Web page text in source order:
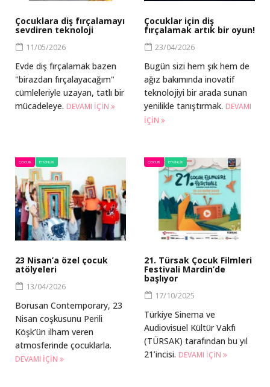
Çocuklara diş fırçalamayı
sevdiren teknoloji
11/05/2026
Evde diş fırçalamak bazen
"birazdan fırçalayacağım"
cümleleriyle uzayan, tatlı bir
mücadeleye. DEVAMI IÇIN
Çocuklar için diş
fırçalamak artık bir oyun!
23/04/2026
Bugün sizi hem şık hem de
ağız bakımında inovatif
teknolojiyi bir arada sunan
yenilikle tanıştırmak. DEVAMI
IÇIN
ÇOCUK ETKINLIK
23 Nisan’a özel çocuk
atölyeleri
13/04/2026
Borusan Contemporary, 23
Nisan coşkusunu Perili
Köşk’ün ilham veren
atmosferinde çocuklarla.
DEVAMI IÇIN
ÇOCUK ETKINLIK
21. Türsak Çocuk Filmleri
Festivali Mardin’de
başlıyor
17/10/2025
Türkiye Sinema ve
Audiovisuel Kültür Vakfı
(TÜRSAK) tarafından bu yıl
21’incisi. DEVAMI IÇIN